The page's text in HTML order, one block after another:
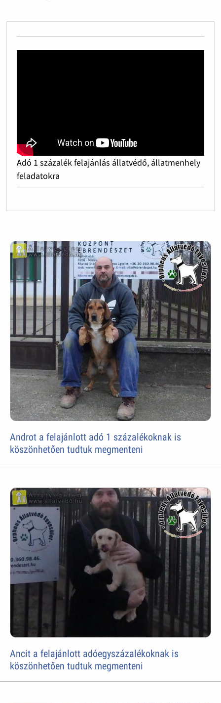
Adó 1 százalék felajánlás állatvédő, állatmenhely
feladatokra
Androt a felajánlott adó 1 százalékoknak is
köszönhetően tudtuk megmenteni
Ancit a felajánlott adóegyszázalékoknak is
köszönhetően tudtuk megmenteni